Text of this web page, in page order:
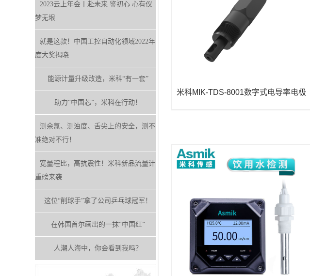
2023云上年会丨赴未来 鉴初心 心有仪
梦无垠
就是这款！中国工控自动化领域2022年
度大奖揭晓
能源计量升级改造，米科“有一套”
助力“中国芯”，米科在行动！
测余氯、测浊度、舌尖上的安全，测不
准绝对不行！
宽量程比，高抗震性！米科新品流量计
重磅来袭
这位“削球手”拿了公司乒乓球冠军！
在韩国首尔画出的一抹“中国红”
人潮人海中，你会看到我吗？
米科MIK-TDS-8001数字式电导率电极